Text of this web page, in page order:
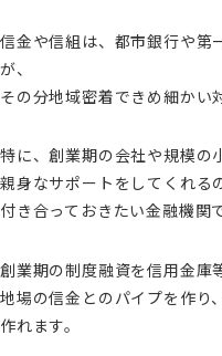
信金や信組は、都市銀行や第
が、
その分地域密着できめ細かい
特に、創業期の会社や規模の
親身なサポートをしてくれる
付き合っておきたい金融機関で
創業期の制度融資を信用金庫
地場の信金とのパイプを作り
作れます。